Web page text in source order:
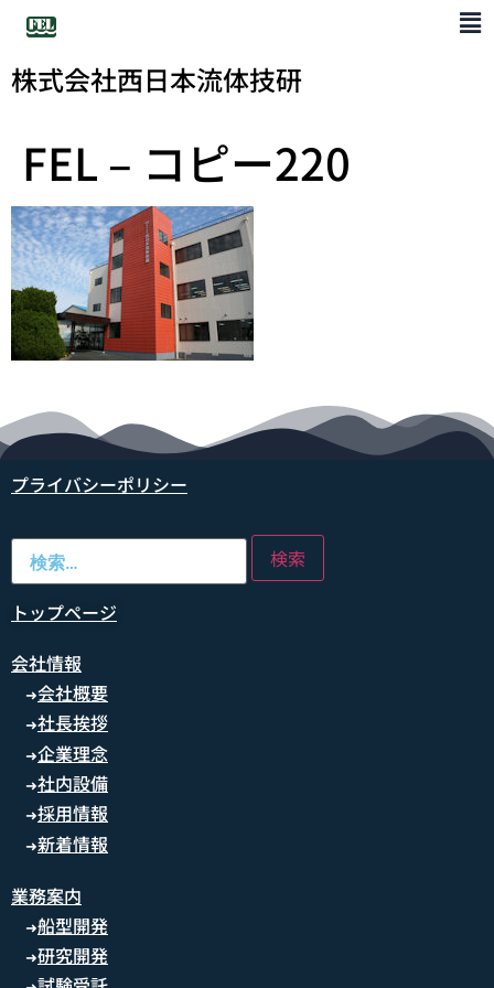
株式会社西日本流体技研
FEL – コピー220
プライバシーポリシー
トップページ
会社情報
➜会社概要
➜社長挨拶
➜企業理念
➜社内設備
➜採用情報
➜新着情報
業務案内
➜船型開発
➜研究開発